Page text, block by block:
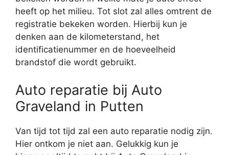
heeft op het milieu. Tot slot zal alles omtrent de
registratie bekeken worden. Hierbij kun je
denken aan de kilometerstand, het
identificatienummer en de hoeveelheid
brandstof die wordt gebruikt.
Auto reparatie bij Auto
Graveland in Putten
Van tijd tot tijd zal een auto reparatie nodig zijn.
Hier ontkom je niet aan. Gelukkig kun je